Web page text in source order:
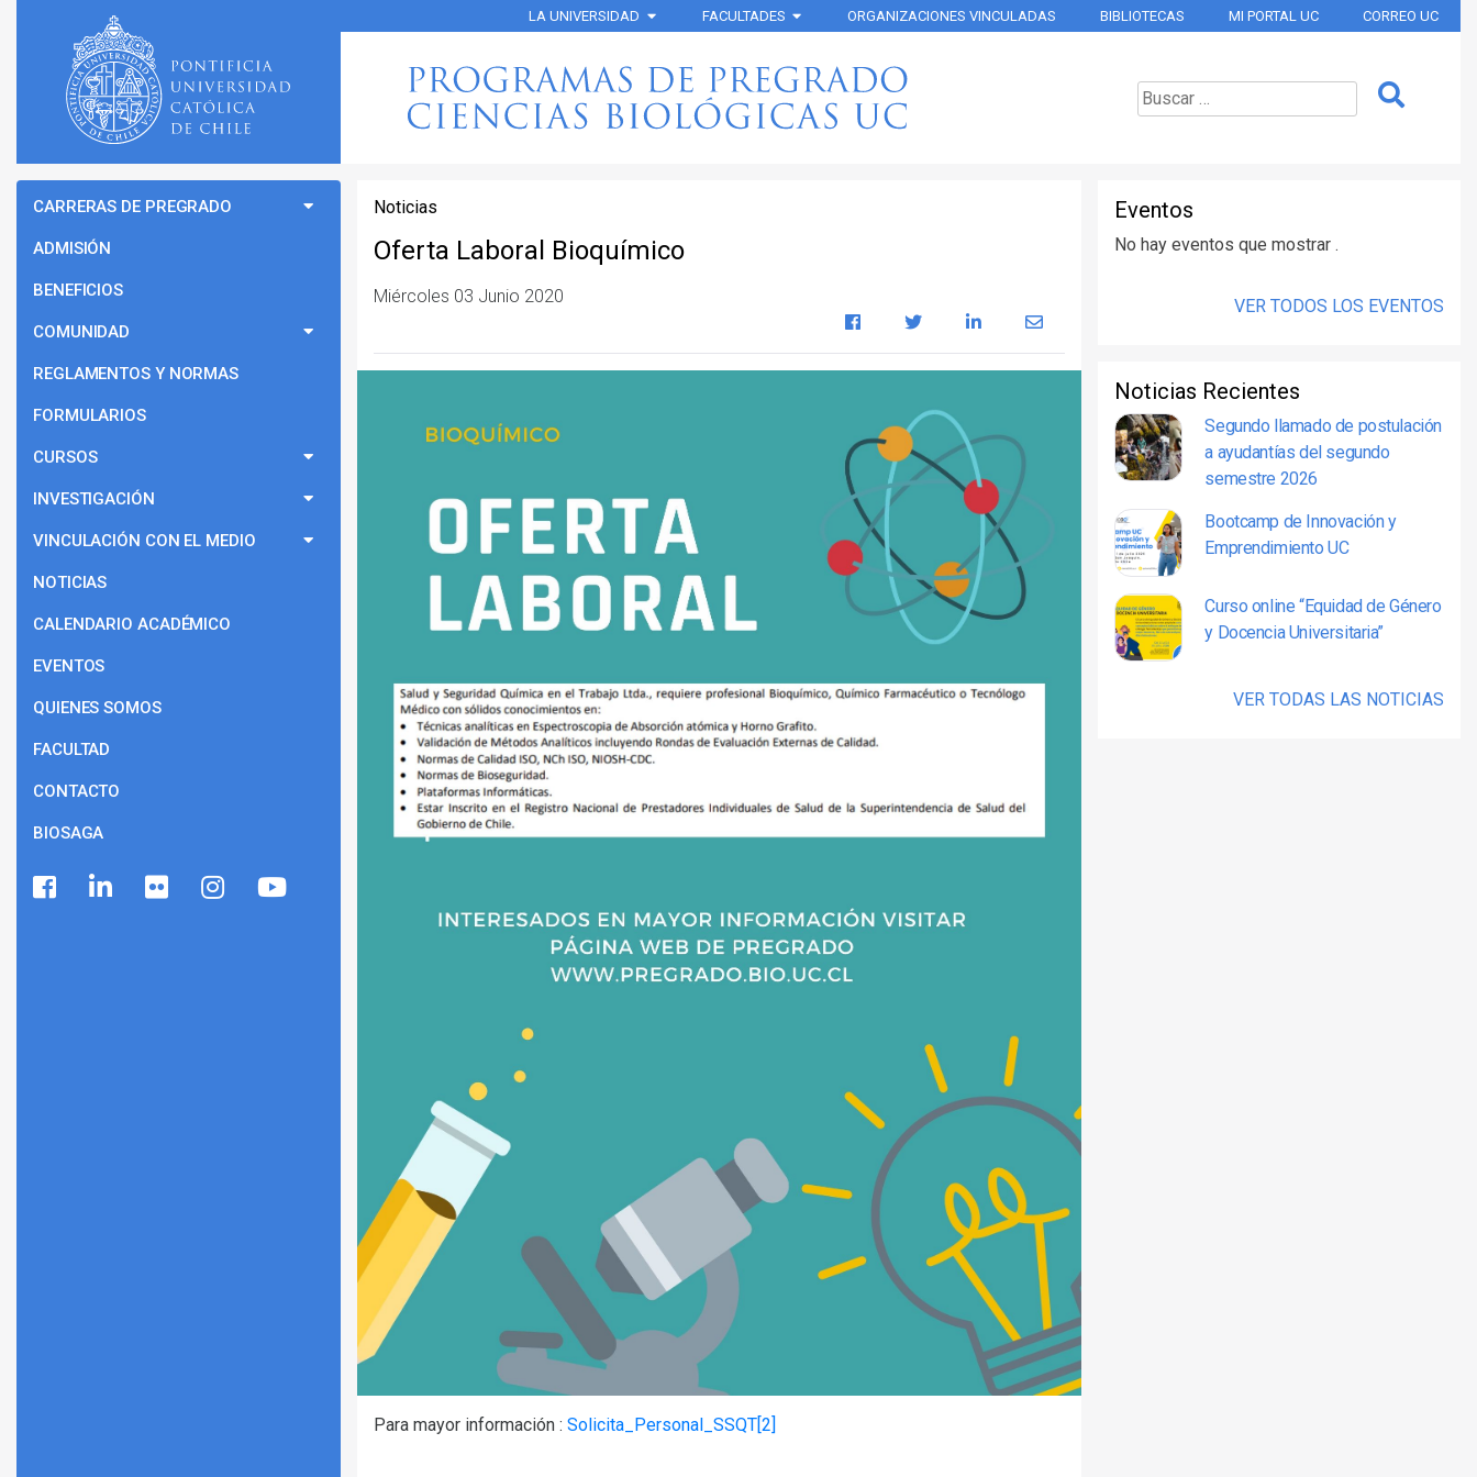
LA UNIVERSIDAD FACULTADES ORGANIZACIONES VINCULADAS BIBLIOTECAS MI PORTAL UC CORREO UC
Noticias
Oferta Laboral Bioquímico
Miércoles 03 Junio 2020
Para mayor información : Solicita_Personal_SSQT[2]
CARRERAS DE PREGRADO
ADMISIÓN
BENEFICIOS
COMUNIDAD
REGLAMENTOS Y NORMAS
FORMULARIOS
CURSOS
INVESTIGACIÓN
VINCULACIÓN CON EL MEDIO
NOTICIAS
CALENDARIO ACADÉMICO
EVENTOS
QUIENES SOMOS
FACULTAD
CONTACTO
BIOSAGA
Eventos
No hay eventos que mostrar .
VER TODOS LOS EVENTOS
Noticias Recientes
Segundo llamado de postulación
a ayudantías del segundo
semestre 2026
Bootcamp de Innovación y
Emprendimiento UC
Curso online “Equidad de Género
y Docencia Universitaria”
VER TODAS LAS NOTICIAS